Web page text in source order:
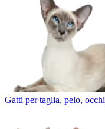
Gatti per taglia, pelo, occhi